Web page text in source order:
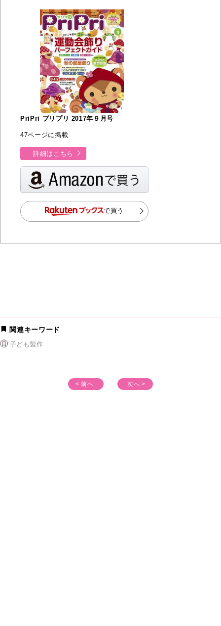
PriPri プリプリ 2017年９月号
47ページに掲載
詳細はこちら
で買う
関連キーワード
子ども製作
< 前へ 次へ >